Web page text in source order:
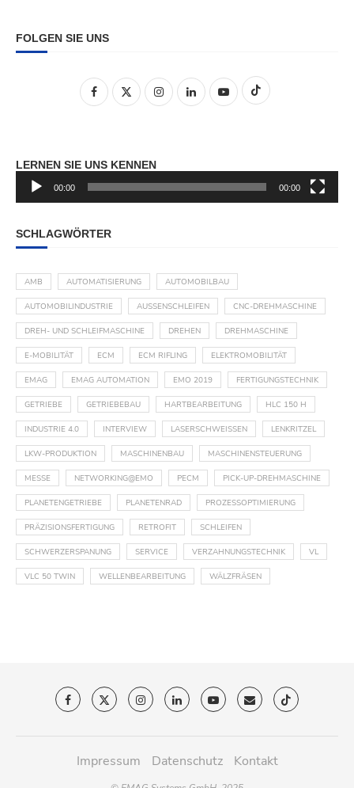
FOLGEN SIE UNS
LERNEN SIE UNS KENNEN
Player
00:00 00:00
SCHLAGWÖRTER
AMB AUTOMATISIERUNG AUTOMOBILBAU
AUTOMOBILINDUSTRIE AUSSENSCHLEIFEN CNC-DREHMASCHINE
DREH- UND SCHLEIFMASCHINE DREHEN DREHMASCHINE
E-MOBILITÄT ECM ECM RIFLING ELEKTROMOBILITÄT
EMAG EMAG AUTOMATION EMO 2019 FERTIGUNGSTECHNIK
GETRIEBE GETRIEBEBAU HARTBEARBEITUNG HLC 150 H
INDUSTRIE 4.0 INTERVIEW LASERSCHWEISSEN LENKRITZEL
LKW-PRODUKTION MASCHINENBAU MASCHINENSTEUERUNG
MESSE NETWORKING@EMO PECM PICK-UP-DREHMASCHINE
PLANETENGETRIEBE PLANETENRAD PROZESSOPTIMIERUNG
PRÄZISIONSFERTIGUNG RETROFIT SCHLEIFEN
SCHWERZERSPANUNG SERVICE VERZAHNUNGSTECHNIK VL
VLC 50 TWIN WELLENBEARBEITUNG WÄLZFRÄSEN
Impressum Datenschutz Kontakt